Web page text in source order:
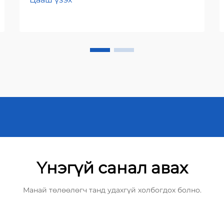
Үнэгүй санал авах
Манай төлөөлөгч танд удахгүй холбогдох болно.